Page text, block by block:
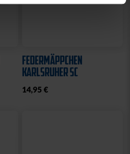
FEDERMÄPPCHEN
KARLSRUHER SC
14,95 €